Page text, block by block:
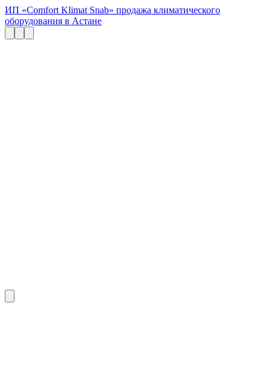
ИП «Comfort Klimat Snab» продажа климатического
оборудования в Астане